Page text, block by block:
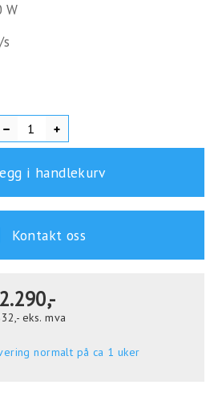
W
i handlekurv
Kontakt oss
2.290,-
eks. mva
normalt på ca 1 uker